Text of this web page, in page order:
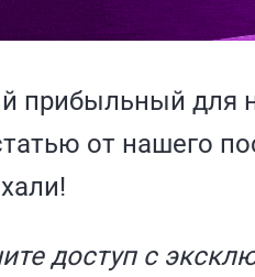
прибыльный для
от нашего
доступ с